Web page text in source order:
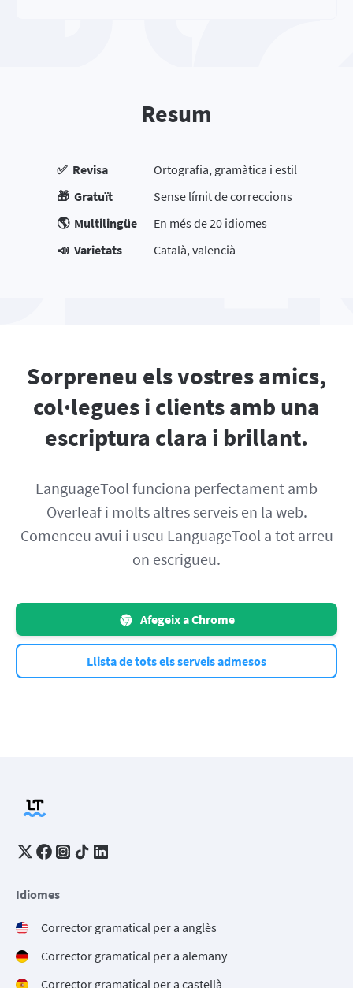
Resum
✅ Revisa
Ortografia, gramàtica i estil
🎁 Gratuït
Sense límit de correccions
🌎 Multilingüe
En més de 20 idiomes
📣 Varietats
Català, valencià
Sorpreneu els vostres amics,
col·legues i clients amb una
escriptura clara i brillant.
LanguageTool funciona perfectament amb
Overleaf i molts altres serveis en la web.
Comenceu avui i useu LanguageTool a tot arreu
on escrigueu.
Afegeix a Chrome
Llista de tots els serveis admesos
Idiomes
Corrector gramatical per a anglès
Corrector gramatical per a alemany
Corrector gramatical per a castellà